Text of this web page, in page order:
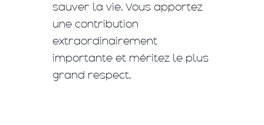
sauver la vie. Vous apportez
une contribution
extraordinairement
importante et méritez le plus
grand respect.